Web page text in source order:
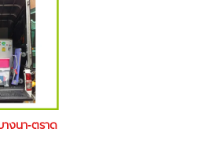
งนา-ตราด